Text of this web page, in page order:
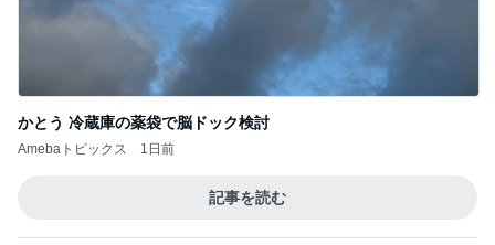
かとう 冷蔵庫の薬袋で脳ドック検討
Amebaトピックス 1日前
記事を読む